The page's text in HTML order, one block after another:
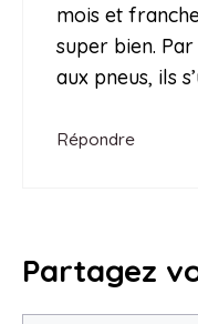
mois et
super bien.
aux pneus, ils
Répondre
Partagez